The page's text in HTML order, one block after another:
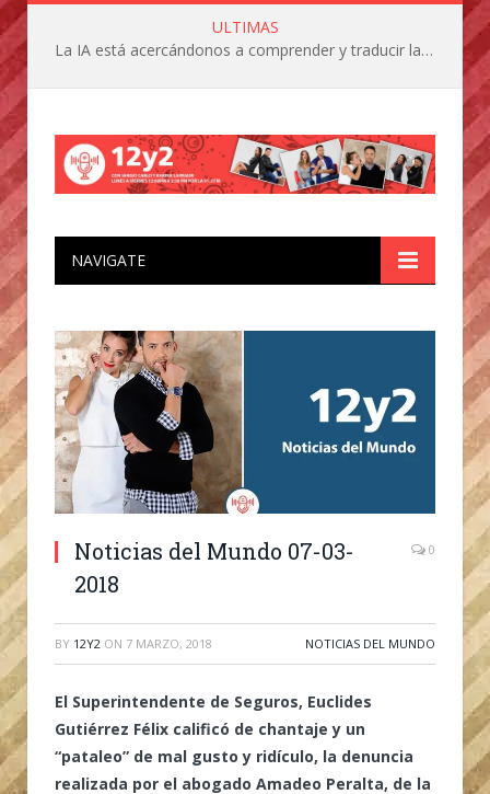
ULTIMAS
La IA está acercándonos a comprender y traducir las vocalizaciones y comportamientos de nuestras mascotas
NAVIGATE
Noticias del Mundo 07-03-
2018
0
BY 12Y2 ON 7 MARZO, 2018 NOTICIAS DEL MUNDO
El Superintendente de Seguros, Euclides
Gutiérrez Félix calificó de chantaje y un
“pataleo” de mal gusto y ridículo, la denuncia
realizada por el abogado Amadeo Peralta, de la